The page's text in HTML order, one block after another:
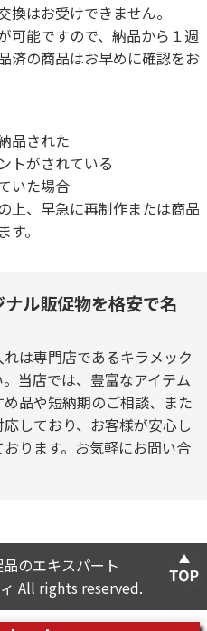
はお受けできません。
可能ですので、納品から１週
済の商品はお早めに確認をお
品された
トがされている
いた場合
上、早急に再制作または商品
。
ル販促物を格安で名
は専門店であるキラメック
当店では、豊富なアイテム
品や短納期のご相談、また
しており、お客様が安心し
ります。お気軽にお問い合
のエキスパート
All rights reserved.